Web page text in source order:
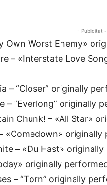
- Publicitat -
Own Worst Enemy»
– «Interstate Love
– “Closer” originally
– “Everlong” originally
Chunk! – «All Star»
«Comedown»
– «Du Hast»
originally
– “Torn” originally